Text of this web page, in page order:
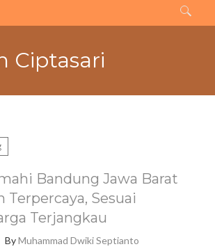
Ciptasari
Bandung Jawa Barat
Terpercaya, Sesuai
Terjangkau
ByMuhammad Dwiki Septianto